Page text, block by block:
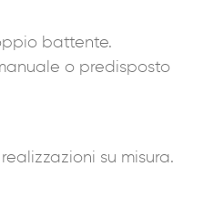
battente.
o predisposto
su misura.